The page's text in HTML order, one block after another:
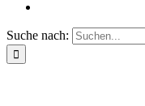
Suche nach: